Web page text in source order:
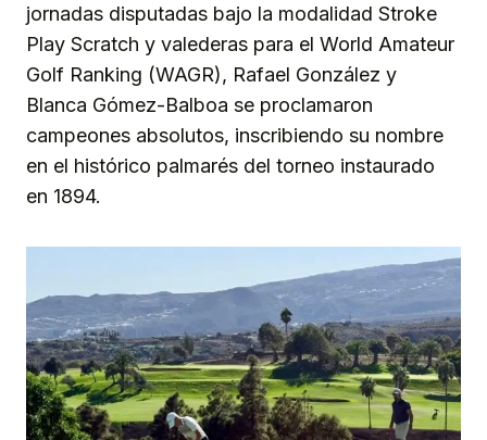
jornadas disputadas bajo la modalidad Stroke
Play Scratch y valederas para el World Amateur
Golf Ranking (WAGR), Rafael González y
Blanca Gómez-Balboa se proclamaron
campeones absolutos, inscribiendo su nombre
en el histórico palmarés del torneo instaurado
en 1894.